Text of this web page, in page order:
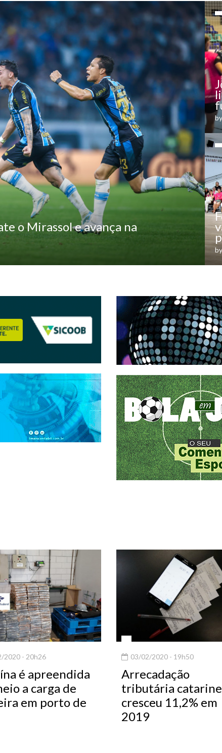
o Mirassol e avança na
by
by
2020 - 20h26
é apreendida
a carga de
em porto de
03/02/2020 - 19h50
Arrecadação
tributária
cresceu 11,2% em
2019